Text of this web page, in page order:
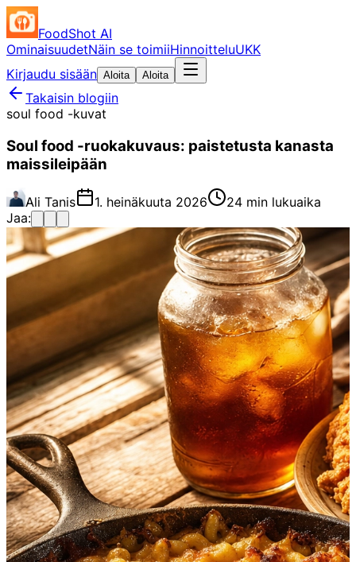
FoodShot AI
OminaisuudetNäin se toimiiHinnoitteluUKK
Kirjaudu sisään Aloita Aloita
Takaisin blogiin
soul food -kuvat
Soul food -ruokakuvaus: paistetusta kanasta
maissileipään
Ali Tanis 1. heinäkuuta 2026
24 min lukuaika
Jaa: